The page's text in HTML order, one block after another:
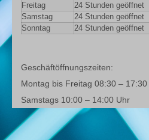
Freitag
24 Stunden geöffnet
Samstag
24 Stunden geöffnet
Sonntag
24 Stunden geöffnet
Geschäftöffnungszeiten:
Montag bis Freitag 08:30 – 17:30
Samstags 10:00 – 14:00 Uhr